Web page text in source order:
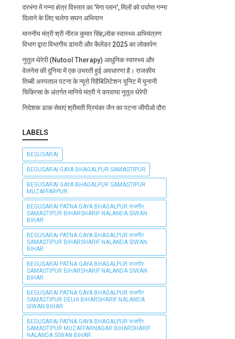
दरभंगा में गन्ना क्षेत्र विस्तार का 'मेगा प्लान', मिलों को पर्याप्त गन्ना
दिलाने के लिए चलेगा सघन अभियान
माननीय मंत्री श्री नीरज कुमार सिंह,लोक स्वास्थ्य अभियंत्रण
विभाग द्वारा विभागीय डायरी और कैलेंडर 2025 का लोकार्पण
नुतूल थेरेपी (Nutool Therapy) आधुनिक स्वास्थ्य और
वेलनेस की दुनिया में एक उभरती हुई अवधारणा है। राजकीय
तिब्बी अस्पताल पटना के न्यूरो रिहैबिलिटेशन यूनिट में युनानी
चिकित्सा के अंतर्गत मानिये मंत्री ने करवाया नुतूल थेरेपी
निदेशक डाक सेवाएं श्रीमती प्रियंका जैन का पटना जीपीओ दौरा
LABELS
BEGUSARAI
BEGUSARAI GAYA BHAGALPUR SAMASTIPUR
BEGUSARAI GAYA BHAGALPUR SAMASTIPUR
MUZAFFARPUR
BEGUSARAI PATNA GAYA BHAGALPUR राजगीर
SAMASTIPUR BIHARSHARIF NALANDA SIWAN
BIHAR
BEGUSARAI PATNA GAYA BHAGALPUR राजगीर
SAMASTIPUR BIHARSHARIF NALANDA SIWAN
BIHAR
BEGUSARAI PATNA GAYA BHAGALPUR राजगीर
SAMASTIPUR BIHARSHARIF NALANDA SIWAN
BIHAR
BEGUSARAI PATNA GAYA BHAGALPUR राजगीर
SAMASTIPUR DELHI BIHARSHARIF NALANDA
SIWAN BIHAR
BEGUSARAI PATNA GAYA BHAGALPUR राजगीर
SAMASTIPUR MUZAFFARNAGAR BIHARSHARIF
NALANDA SIWAN BIHAR